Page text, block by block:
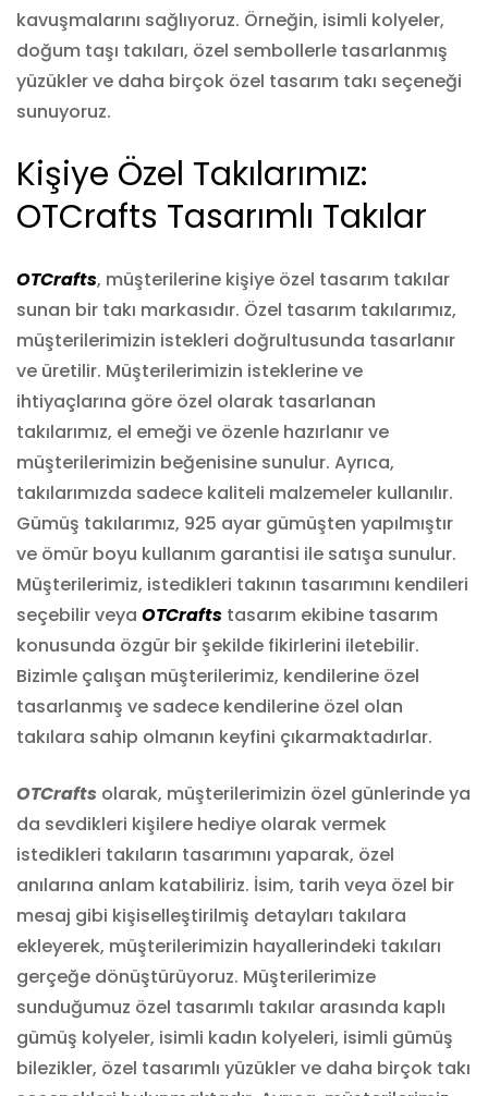
kavuşmalarını sağlıyoruz. Örneğin, isimli kolyeler,
doğum taşı takıları, özel sembollerle tasarlanmış
yüzükler ve daha birçok özel tasarım takı seçeneği
sunuyoruz.
Kişiye Özel Takılarımız:
OTCrafts Tasarımlı Takılar
OTCrafts, müşterilerine kişiye özel tasarım takılar
sunan bir takı markasıdır. Özel tasarım takılarımız,
müşterilerimizin istekleri doğrultusunda tasarlanır
ve üretilir. Müşterilerimizin isteklerine ve
ihtiyaçlarına göre özel olarak tasarlanan
takılarımız, el emeği ve özenle hazırlanır ve
müşterilerimizin beğenisine sunulur. Ayrıca,
takılarımızda sadece kaliteli malzemeler kullanılır.
Gümüş takılarımız, 925 ayar gümüşten yapılmıştır
ve ömür boyu kullanım garantisi ile satışa sunulur.
Müşterilerimiz, istedikleri takının tasarımını kendileri
seçebilir veya OTCrafts tasarım ekibine tasarım
konusunda özgür bir şekilde fikirlerini iletebilir.
Bizimle çalışan müşterilerimiz, kendilerine özel
tasarlanmış ve sadece kendilerine özel olan
takılara sahip olmanın keyfini çıkarmaktadırlar.
OTCrafts olarak, müşterilerimizin özel günlerinde ya
da sevdikleri kişilere hediye olarak vermek
istedikleri takıların tasarımını yaparak, özel
anılarına anlam katabiliriz. İsim, tarih veya özel bir
mesaj gibi kişiselleştirilmiş detayları takılara
ekleyerek, müşterilerimizin hayallerindeki takıları
gerçeğe dönüştürüyoruz. Müşterilerimize
sunduğumuz özel tasarımlı takılar arasında kaplı
gümüş kolyeler, isimli kadın kolyeleri, isimli gümüş
bilezikler, özel tasarımlı yüzükler ve daha birçok takı